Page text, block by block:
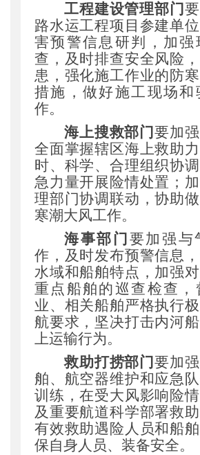
工程建设管理部门
路水运工程项目参建单
害预警信息研判
， 加强
查 ， 及时排查安全风险 ，
患 ， 强化施工作业的防
措施 ，做好施工现场和
作。
海上搜救部门要加
全面掌握辖区海上救助
时、科学、合理组织协
急力量开展险情处置 ；
理部门协调联动 ，协助
寒潮大风工作。
海事部门 要加强与
作 ， 及时发布预警信息 ，
水域和船舶特点 ， 加强
重点船舶的巡查检查 ，
业、相关船舶严格执行
航要求 ， 坚决打击内河
上运输行为。
救助打捞部门要加
舶、航空器维护和应急
训练 ，在受大风影响险
及重要航道科学部署救
有效救助遇险人员和船舶
保自身人员、装备安全。